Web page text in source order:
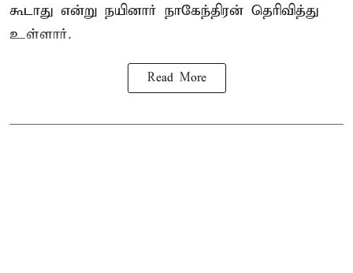
கூடாது என்று நயினார் நாகேந்திரன் தெரிவித்து
உள்ளார்.
Read More